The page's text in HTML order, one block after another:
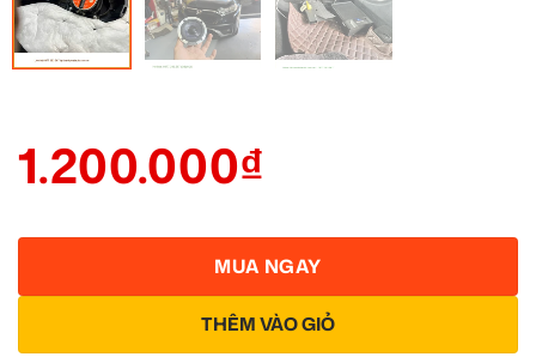
1.200.000₫
THÊM VÀO GIỎ
MUA NGAY